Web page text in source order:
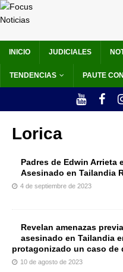
INICIO JUDICIALES
TENDENCIAS PAUTE
Lorica
Padres de Edwin Arrieta
Asesinado en Tailandia
4 de septiembre de 2023
Revelan amenazas
asesinado en Tailandia
protagonizado un caso de
10 de agosto de 2023